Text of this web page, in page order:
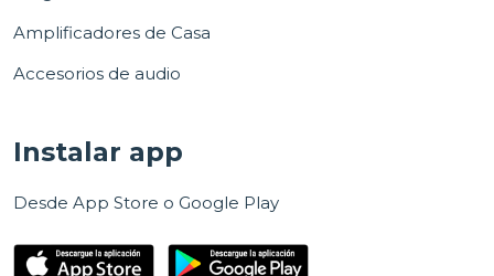
Amplificadores de Casa
Accesorios de audio
Instalar app
Desde App Store o Google Play